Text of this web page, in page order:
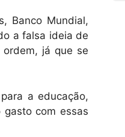
Banco Mundial,
a falsa ideia de
já que se
a educação,
com essas